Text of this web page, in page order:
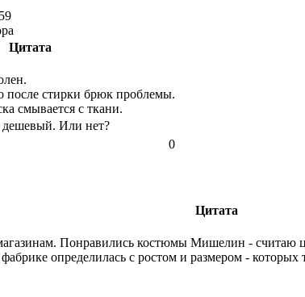
Цитата
после стирки брюк проблемы.
смывается с ткани.
Или нет?
0
Цитата
Понравились костюмы Мишелин - считаю
определилась с ростом и размером -